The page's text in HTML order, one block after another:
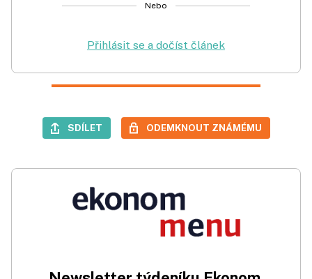
Nebo
Přihlásit se a dočíst článek
SDÍLET ODEMKNOUT ZNÁMÉMU